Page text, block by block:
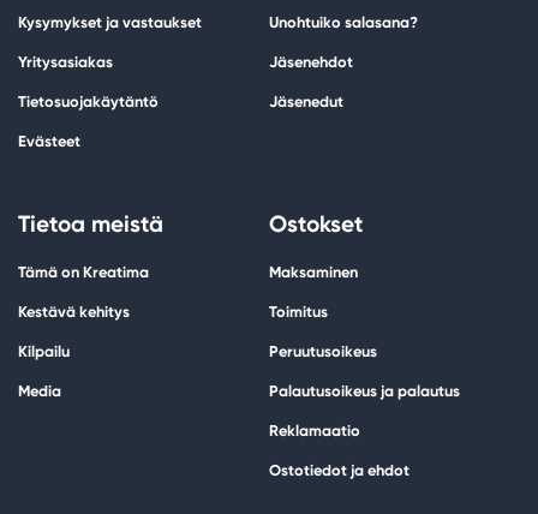
Kysymykset ja vastaukset
Yritysasiakas
Tietosuojakäytäntö
Evästeet
Unohtuiko salasana?
Jäsenehdot
Jäsenedut
Tietoa meistä
Tämä on Kreatima
Kestävä kehitys
Kilpailu
Media
Ostokset
Maksaminen
Toimitus
Peruutusoikeus
Palautusoikeus ja palautus
Reklamaatio
Ostotiedot ja ehdot